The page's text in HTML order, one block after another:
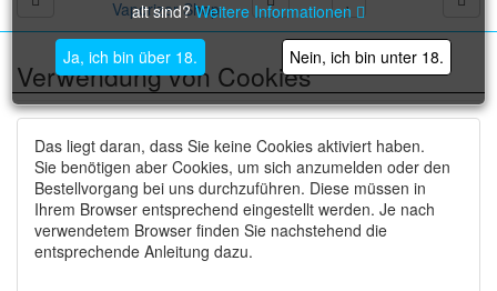
alt sind?Weitere Informationen
Ja, ich bin über 18. Nein, ich bin unter 18.
Verwendung von Cookies
Das liegt daran, dass Sie keine Cookies aktiviert haben.
Sie benötigen aber Cookies, um sich anzumelden oder den
Bestellvorgang bei uns durchzuführen. Diese müssen in
Ihrem Browser entsprechend eingestellt werden. Je nach
verwendetem Browser finden Sie nachstehend die
entsprechende Anleitung dazu.